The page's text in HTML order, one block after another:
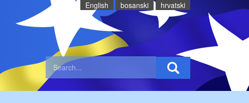
English bosanski hrvatski